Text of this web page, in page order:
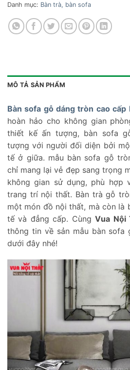
Danh mục: Bàn trà, bàn sofa
MÔ TẢ SẢN PHẨM
Bàn sofa gỗ dáng tròn cao cấp
hoàn hảo cho không gian
thiết kế ấn tượng, bàn sofa
tượng với người đối diện bởi
tế ở giữa. mẫu bàn sofa gỗ
chỉ mang lại vẻ đẹp sang trọng
không gian sử dụng, phù hợp
trang trí nội thất. Bàn trà gỗ
một món đồ nội thất, mà còn là
tế và đẳng cấp. CùngVua Nội
thông tin về sản mẫu bàn sofa
dưới đây nhé!